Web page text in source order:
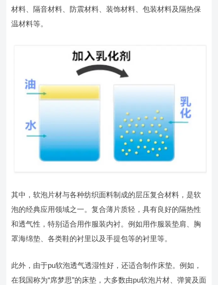
材料、隔音材料、防震材料、装饰材料、包装材料及隔热保
温材料等。
其中，软泡片材与各种纺织面料制成的层压复合材料，是软
泡的经典应用领域之一。复合薄片质轻，具有良好的隔热性
和透气性，特别适合用作服装内衬。例如用作服装垫肩、胸
罩海绵垫、各类鞋的衬里以及手提包等的衬里等。
此外，由于pu软泡透气透湿性好，还适合制作床垫。例如，
在我国称为“席梦思”的床垫，大多数由pu软泡片材、弹簧及面